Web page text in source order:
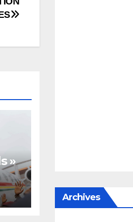
»
Archives